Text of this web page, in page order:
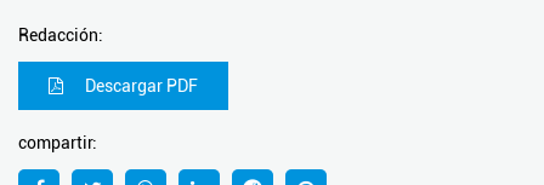
Redacción:
Descargar PDF
compartir: